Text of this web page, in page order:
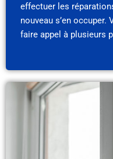
effectuer les
nouveau s’en occuper.
faire appel à plusieurs